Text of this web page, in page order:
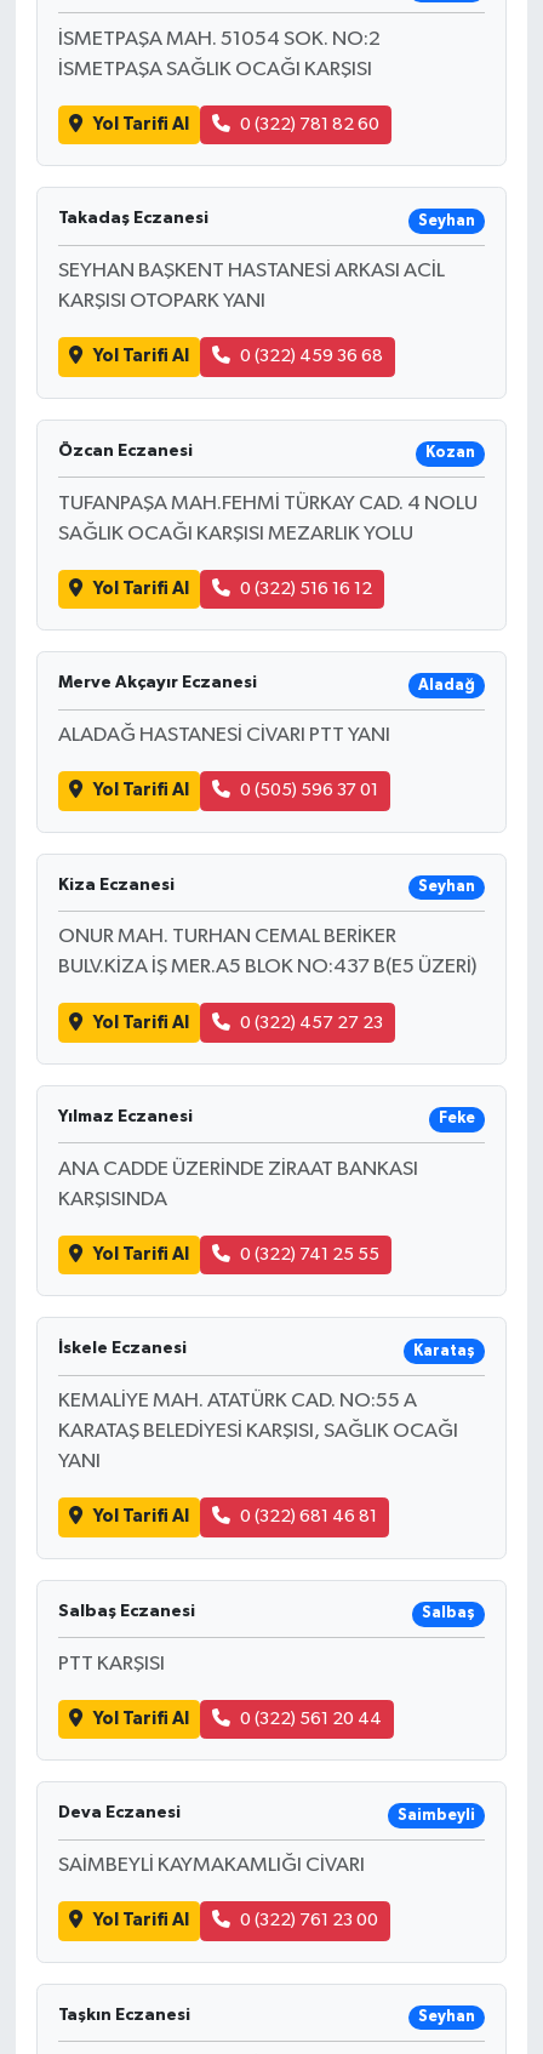
İSMETPAŞA MAH. 51054 SOK. NO:2
İSMETPAŞA SAĞLIK OCAĞI KARŞISI
Yol Tarifi Al 0 (322) 781 82 60
Takadaş Eczanesi Seyhan
SEYHAN BAŞKENT HASTANESİ ARKASI ACİL
KARŞISI OTOPARK YANI
Yol Tarifi Al 0 (322) 459 36 68
Özcan Eczanesi Kozan
TUFANPAŞA MAH.FEHMİ TÜRKAY CAD. 4 NOLU
SAĞLIK OCAĞI KARŞISI MEZARLIK YOLU
Yol Tarifi Al 0 (322) 516 16 12
Merve Akçayır Eczanesi Aladağ
ALADAĞ HASTANESİ CİVARI PTT YANI
Yol Tarifi Al 0 (505) 596 37 01
Kiza Eczanesi Seyhan
ONUR MAH. TURHAN CEMAL BERİKER
BULV.KİZA İŞ MER.A5 BLOK NO:437 B(E5 ÜZERİ)
Yol Tarifi Al 0 (322) 457 27 23
Yılmaz Eczanesi Feke
ANA CADDE ÜZERİNDE ZİRAAT BANKASI
KARŞISINDA
Yol Tarifi Al 0 (322) 741 25 55
İskele Eczanesi Karataş
KEMALİYE MAH. ATATÜRK CAD. NO:55 A
KARATAŞ BELEDİYESİ KARŞISI, SAĞLIK OCAĞI
YANI
Yol Tarifi Al 0 (322) 681 46 81
Salbaş Eczanesi Salbaş
PTT KARŞISI
Yol Tarifi Al 0 (322) 561 20 44
Deva Eczanesi Saimbeyli
SAİMBEYLİ KAYMAKAMLIĞI CİVARI
Yol Tarifi Al 0 (322) 761 23 00
Taşkın Eczanesi Seyhan